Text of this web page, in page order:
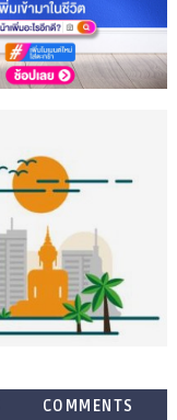
COMMENTS